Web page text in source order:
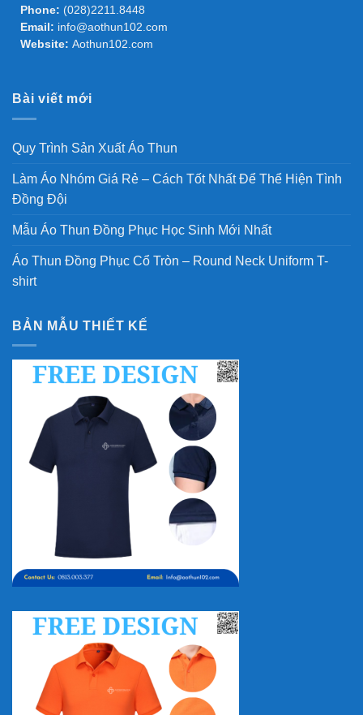
Phone: (028)2211.8448
Email: info@aothun102.com
Website: Aothun102.com
Bài viết mới
Quy Trình Sản Xuất Áo Thun
Làm Áo Nhóm Giá Rẻ – Cách Tốt Nhất Để Thể Hiện Tình
Đồng Đội
Mẫu Áo Thun Đồng Phục Học Sinh Mới Nhất
Áo Thun Đồng Phục Cổ Tròn – Round Neck Uniform T-
shirt
BẢN MẪU THIẾT KẾ